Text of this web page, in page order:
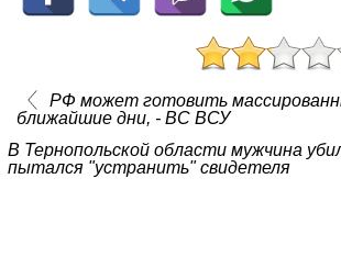
РФ может готовить
ближайшие дни, - ВС ВСУ
В Тернопольской области мужчина
пытался "устранить" свидетеля